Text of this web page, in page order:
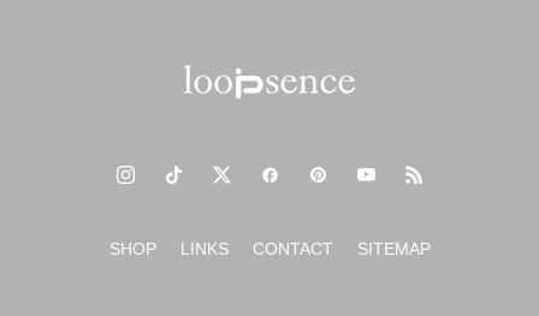
SHOP LINKS CONTACT SITEMAP